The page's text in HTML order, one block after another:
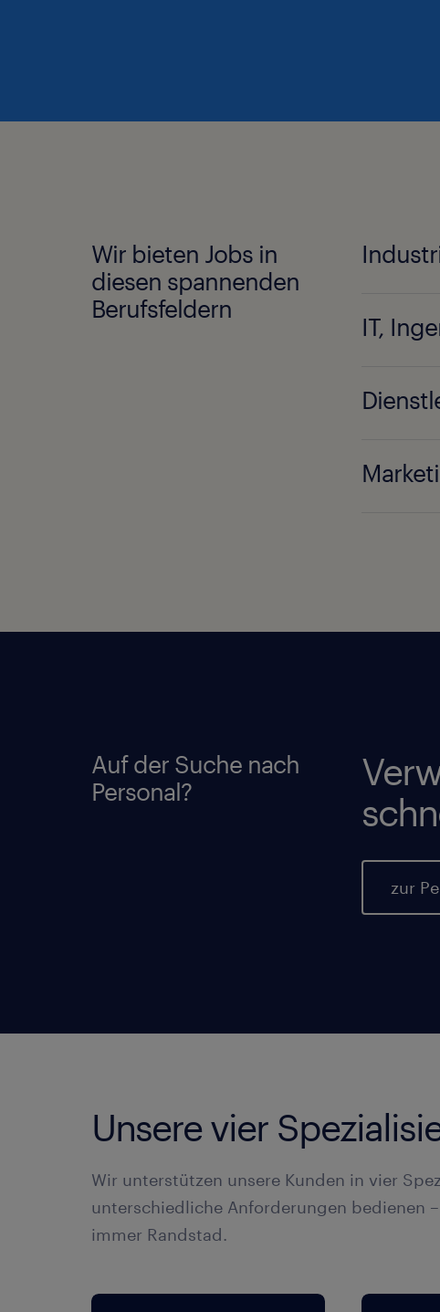
Wir bieten Jobs in
diesen spannenden
Berufsfeldern
Auf der Suche nach
Personal?
zur
Unsere vier
Wir unterstützen unsere Kunden in vier
unterschiedliche Anforderungen bedienen
immer Randstad.